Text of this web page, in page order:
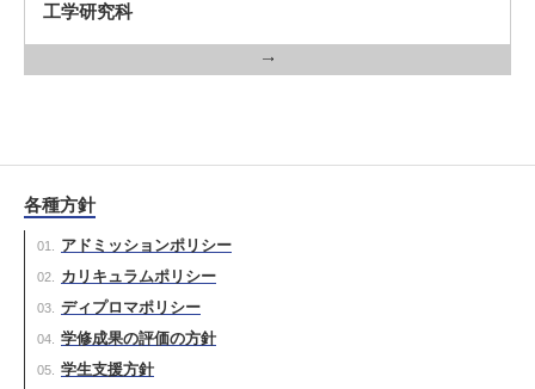
工学研究科
各種方針
アドミッションポリシー
カリキュラムポリシー
ディプロマポリシー
学修成果の評価の方針
学生支援方針